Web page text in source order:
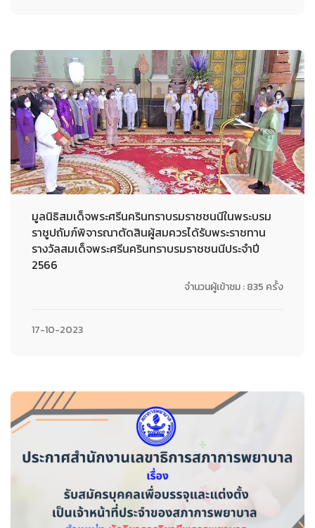
มูลนิธิสมเด็จพระศรีนครินทราบรมราชชนนีในพระบรม
ราชูปถัมภ์พิจารณาตัดสินผู้สมควรได้รับพระราชทาน
รางวัลสมเด็จพระศรีนครินทราบรมราชชนนีประจำปี
2566
จำนวนผู้เข้าชม : 835 ครั้ง
17-10-2023